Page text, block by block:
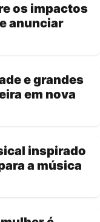
os impactos
anunciar
e grandes
em nova
inspirado
a música